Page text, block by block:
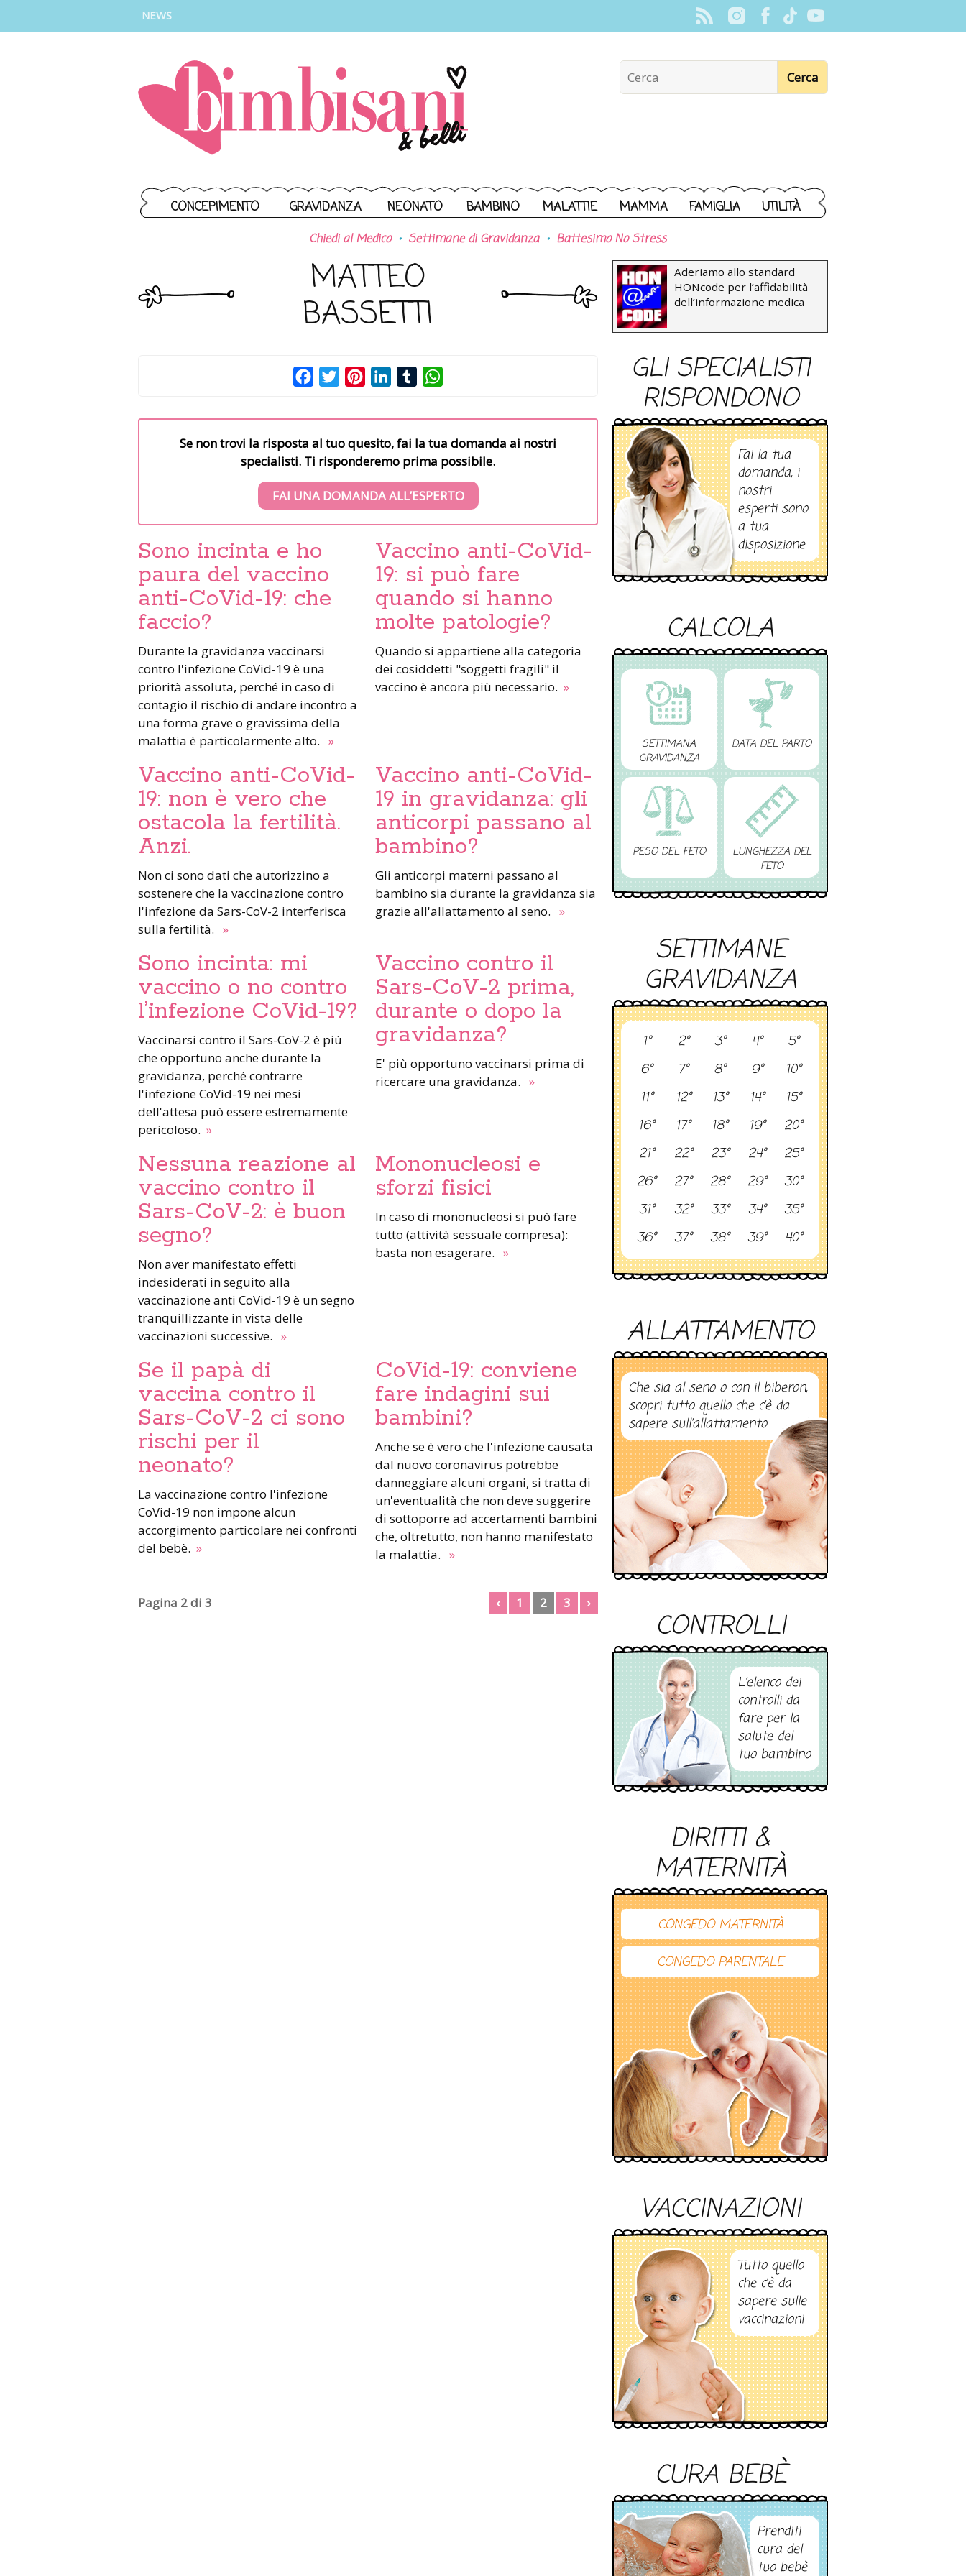
NEWS
CONCEPIMENTO GRAVIDANZA NEONATO BAMBINO MALATTIE MAMMA FAMIGLIA UTILITÀ
Chiedi al Medico Settimane di Gravidanza Battesimo No Stress
MATTEO
BASSETTI
FacebookTwitterPinterestLinkedInTumblr
Se non trovi la risposta al tuo quesito, fai la tua domanda ai nostri
specialisti. Ti risponderemo prima possibile.
FAI UNA DOMANDA ALL’ESPERTO
Sono incinta e ho
paura del vaccino
anti-CoVid-19: che
faccio?
Durante la gravidanza vaccinarsi
contro l'infezione CoVid-19 è una
priorità assoluta, perché in caso di
contagio il rischio di andare incontro a
una forma grave o gravissima della
malattia è particolarmente alto. »
Vaccino anti-CoVid-
19: si può fare
quando si hanno
molte patologie?
Quando si appartiene alla categoria
dei cosiddetti "soggetti fragili" il
vaccino è ancora più necessario. »
Vaccino anti-CoVid-
19: non è vero che
ostacola la fertilità.
Anzi.
Non ci sono dati che autorizzino a
sostenere che la vaccinazione contro
l'infezione da Sars-CoV-2 interferisca
sulla fertilità. »
Vaccino anti-CoVid-
19 in gravidanza: gli
anticorpi passano al
bambino?
Gli anticorpi materni passano al
bambino sia durante la gravidanza sia
grazie all'allattamento al seno. »
Sono incinta: mi
vaccino o no contro
l’infezione CoVid-19?
Vaccinarsi contro il Sars-CoV-2 è più
che opportuno anche durante la
gravidanza, perché contrarre
l'infezione CoVid-19 nei mesi
dell'attesa può essere estremamente
pericoloso. »
Vaccino contro il
Sars-CoV-2 prima,
durante o dopo la
gravidanza?
E' più opportuno vaccinarsi prima di
ricercare una gravidanza. »
Nessuna reazione al
vaccino contro il
Sars-CoV-2: è buon
segno?
Non aver manifestato effetti
indesiderati in seguito alla
vaccinazione anti CoVid-19 è un segno
tranquillizzante in vista delle
vaccinazioni successive. »
Mononucleosi e
sforzi fisici
In caso di mononucleosi si può fare
tutto (attività sessuale compresa):
basta non esagerare. »
Se il papà di
vaccina contro il
Sars-CoV-2 ci sono
rischi per il
neonato?
La vaccinazione contro l'infezione
CoVid-19 non impone alcun
accorgimento particolare nei confronti
del bebè. »
CoVid-19: conviene
fare indagini sui
bambini?
Anche se è vero che l'infezione causata
dal nuovo coronavirus potrebbe
danneggiare alcuni organi, si tratta di
un'eventualità che non deve suggerire
di sottoporre ad accertamenti bambini
che, oltretutto, non hanno manifestato
la malattia. »
Pagina 2 di 3 ‹ 1 2 3 ›
Aderiamo allo standard
HONcode per l’affidabilità
dell’informazione medica
GLI SPECIALISTI
RISPONDONO
Fai la tua
domanda, i
nostri
esperti sono
a tua
disposizione
CALCOLA
SETTIMANA
GRAVIDANZA
DATA DEL PARTO
PESO DEL FETO
LUNGHEZZA DEL
FETO
SETTIMANE
GRAVIDANZA
1° 2° 3° 4°
5°
6°
7° 8° 9°
10°
11°
12° 13° 14°
15°
16°
17° 18° 19°
20°
21°
22° 23° 24°
25°
26°
27° 28° 29°
30°
31°
32° 33° 34°
35°
36°
37° 38° 39° 40°
ALLATTAMENTO
Che sia al seno o con il biberon,
scopri tutto quello che c’è da
sapere sull’allattamento
CONTROLLI
L’elenco dei
controlli da
fare per la
salute del
tuo bambino
DIRITTI &
MATERNITÀ
CONGEDO MATERNITÀ
CONGEDO PARENTALE
VACCINAZIONI
Tutto quello
che c’è da
sapere sulle
vaccinazioni
CURA BEBÈ
Prenditi
cura del
tuo bebè